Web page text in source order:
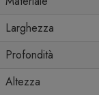
Larghezza
Profondità
Altezza